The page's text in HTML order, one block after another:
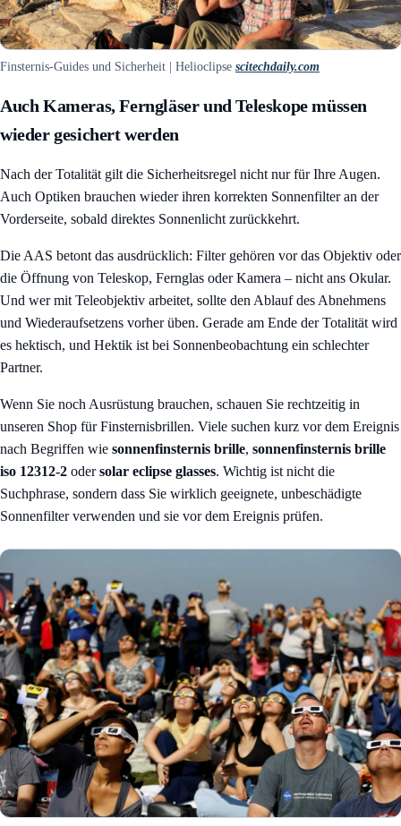
Finsternis-Guides und Sicherheit | Helioclipse scitechdaily.com
Auch Kameras, Ferngläser und Teleskope müssen
wieder gesichert werden
Nach der Totalität gilt die Sicherheitsregel nicht nur für Ihre Augen.
Auch Optiken brauchen wieder ihren korrekten Sonnenfilter an der
Vorderseite, sobald direktes Sonnenlicht zurückkehrt.
Die AAS betont das ausdrücklich: Filter gehören vor das Objektiv oder
die Öffnung von Teleskop, Fernglas oder Kamera – nicht ans Okular.
Und wer mit Teleobjektiv arbeitet, sollte den Ablauf des Abnehmens
und Wiederaufsetzens vorher üben. Gerade am Ende der Totalität wird
es hektisch, und Hektik ist bei Sonnenbeobachtung ein schlechter
Partner.
Wenn Sie noch Ausrüstung brauchen, schauen Sie rechtzeitig in
unseren Shop für Finsternisbrillen. Viele suchen kurz vor dem Ereignis
nach Begriffen wie sonnenfinsternis brille, sonnenfinsternis brille
iso 12312-2 odersolar eclipse glasses. Wichtig ist nicht die
Suchphrase, sondern dass Sie wirklich geeignete, unbeschädigte
Sonnenfilter verwenden und sie vor dem Ereignis prüfen.